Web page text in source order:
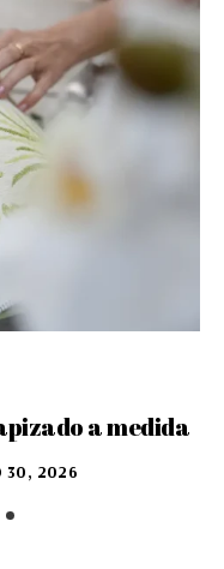
a medida
30, 2026